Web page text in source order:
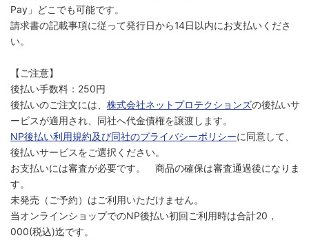
Pay」どこでも可能です。
請求書の記載事項に従って発行日から14日以内にお支払いくださ
い。
【ご注意】
後払い手数料：250円
後払いのご注文には、 株式会社ネットプロテクションズの後払いサ
ービスが適用され、同社へ代金債権を譲渡します。
NP後払い利用規約及び同社のプライバシーポリシーに同意して、
後払いサービスをご選択ください。
お支払いには審査が必要です。 商品の確保は審査通過後になりま
す。
未発売（ご予約）はご利用いただけません。
当オンラインショップでのNP後払い初回ご利用時は合計20，
000(税込)迄です。